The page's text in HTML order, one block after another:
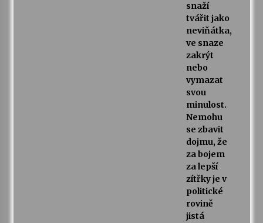
snaží
tvářit jako
neviňátka,
ve snaze
zakrýt
nebo
vymazat
svou
minulost.
Nemohu
se zbavit
dojmu, že
za bojem
za lepší
zítřky je v
politické
rovině
jistá